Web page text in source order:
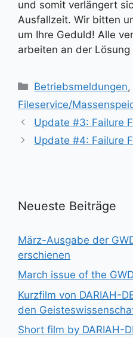
und somit verlängert
Ausfallzeit. Wir bitten
um Ihre Geduld! Alle
arbeiten an der
Kategorien
Betriebsmeldungen,
Fileservice/
Update #3: Failure
Update #4: Failure
Neueste Beiträge
März-Ausgabe der
erschienen
March issue of the
Kurzfilm von DARIAH-
den
Short film by DARIAH-